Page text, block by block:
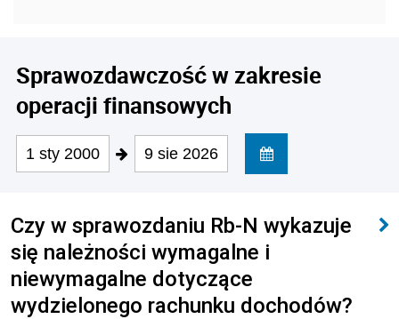
Sprawozdawczość w zakresie
operacji finansowych
1 sty 2000 9 sie 2026
Czy w sprawozdaniu Rb-N wykazuje
się należności wymagalne i
niewymagalne dotyczące
wydzielonego rachunku dochodów?